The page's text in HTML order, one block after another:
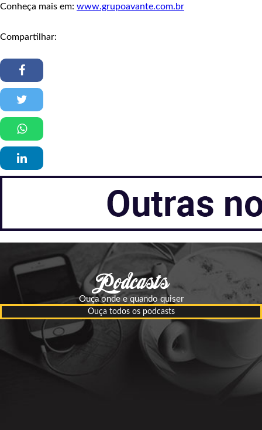
Conheça mais em: www.grupoavante.com.br
Compartilhar:
Ouça onde e quando quiser
Ouça todos os podcasts